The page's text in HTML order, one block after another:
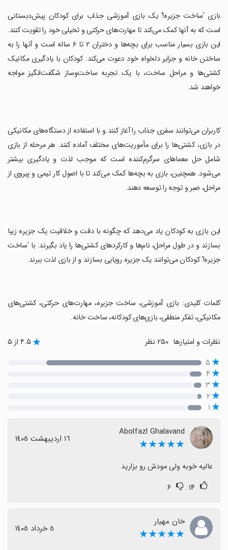
بازی 'ساخت جزیره!' یک بازی آموزشی جذاب برای کودکان پیش‌دبستانی
است که به آنها کمک می‌کند تا مهارت‌های حرکتی و تخیلی خود را تقویت کنند.
این بازی بسیار مناسب برای بچه‌ها و دختران ۲ تا ۶ ساله است و آنها را به
ساختن خانه و جزایر دلخواه خود دعوت می‌کند. کودکان با یادگیری مکانیک
کشتی‌ها و مراحل ساخت، با یک تجربه ساخت‌وساز شگفت‌انگیز مواجه
خواهند شد.
‏کاربران می‌توانند سفری جذاب را آغاز کنند و با استفاده از دستگاه‌های مکانیکی
در بازی، کشتی‌ها را برای مأموریت‌های مختلف آماده کنند. هر مرحله از بازی
شامل حل معماهای سرگرم‌کننده است که موجب لذت و یادگیری بیشتر
می‌شود. همچنین، بازی به بچه‌ها کمک می‌کند تا با اصول کار تیمی و پیروی از
مراحل، صبر و توجه را توسعه دهند.
‏این بازی به کودکان یاد می‌دهد که چگونه با دقت و خلاقیت یک جزیره زیبا
بسازند و در طول مراحل، نام‌ها و کارکردهای کشتی‌ها را یاد بگیرند. با 'ساخت
جزیره!' کودکان می‌توانند یک جزیره رویایی بسازند و از بازی لذت ببرند.
‏کلمات کلیدی: بازی آموزشی، ساخت جزیره، مهارت‌های حرکتی، کشتی‌های
مکانیکی، تفکر منطقی، بازی‌های کودکانه، ساخت خانه.
نظرات و امتیازها ۴.۵ از ۵
۵
۴
۳
۲
۱
Abolfazl Ghalavand
★★★★★ ١٦ اردیبهشت ١٤٠٥
عالیه خوبه ولی مودش رو بزارید
۱۴ ۶
خان مهیار
★★★★★ ٥ خرداد ١٤٠٥